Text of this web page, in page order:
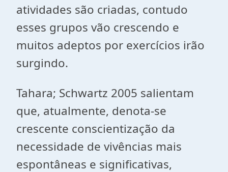
atividades são criadas, contudo
esses grupos vão crescendo e
muitos adeptos por exercícios irão
surgindo.
Tahara; Schwartz 2005 salientam
que, atualmente, denota-se
crescente conscientização da
necessidade de vivências mais
espontâneas e significativas,